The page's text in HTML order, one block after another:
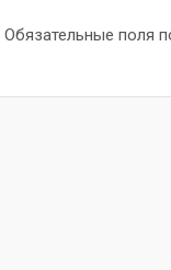
Обязательные поля